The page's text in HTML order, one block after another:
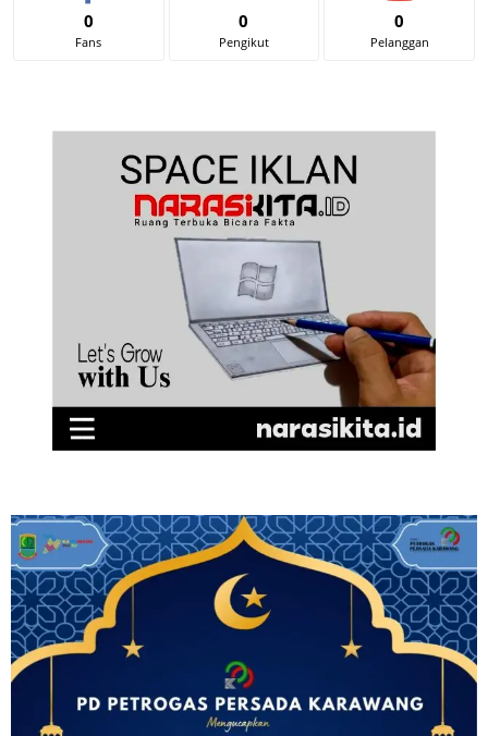
0
Fans
0
Pengikut
0
Pelanggan